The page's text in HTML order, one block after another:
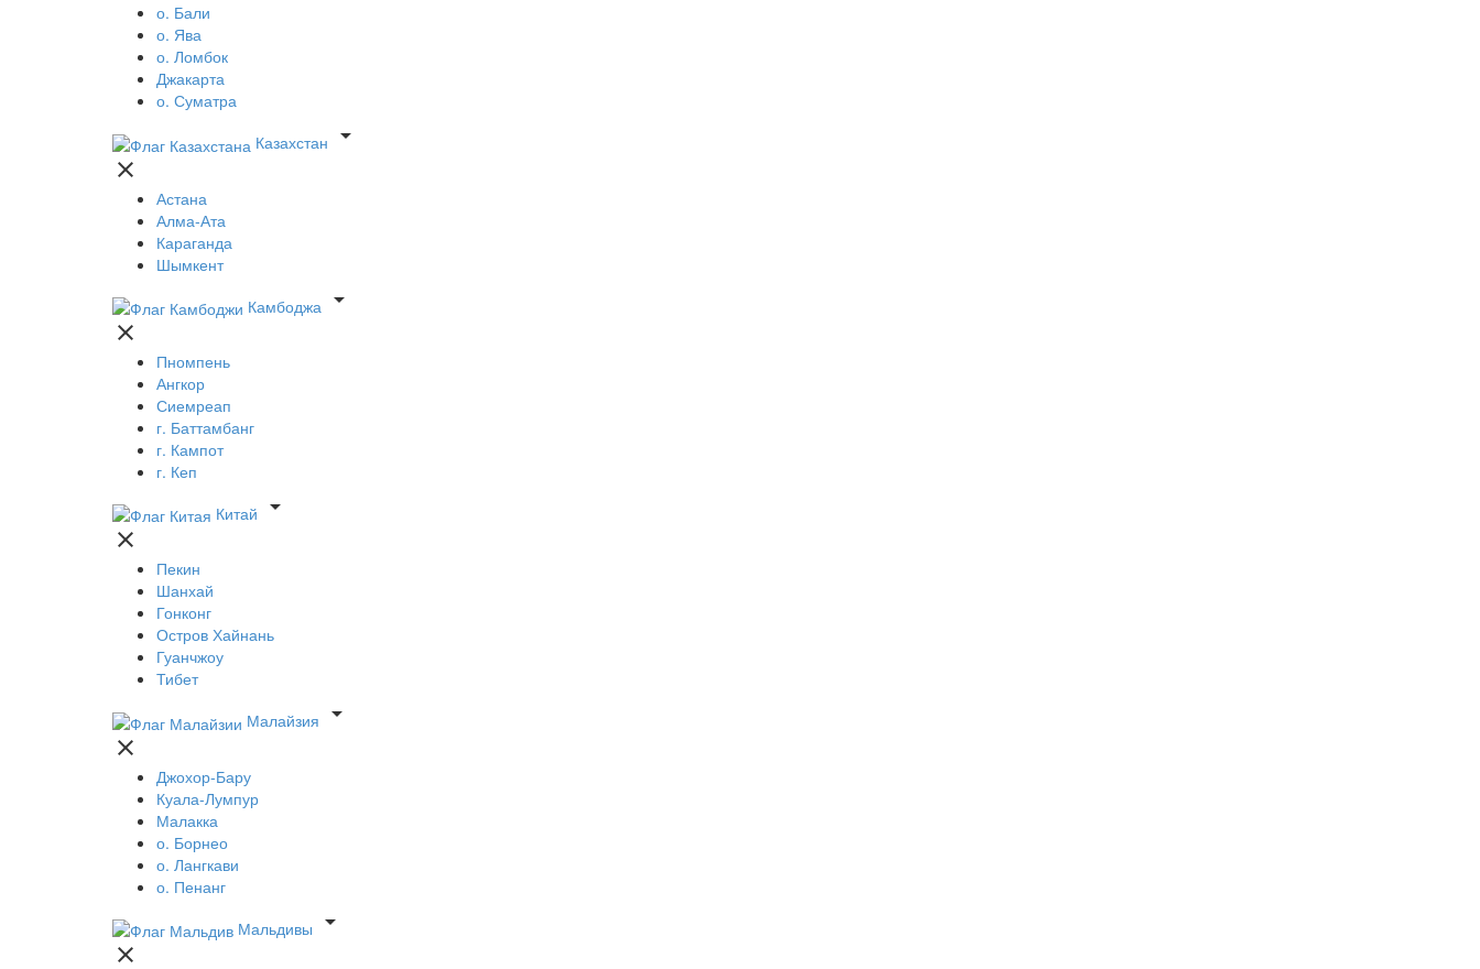
о. Бали
о. Ява
о. Ломбок
Джакарта
о. Суматра
Казахстан 

Астана
Алма-Ата
Караганда
Шымкент
Камбоджа 

Пномпень
Ангкор
Сиемреап
г. Баттамбанг
г. Кампот
г. Кеп
Китай 

Пекин
Шанхай
Гонконг
Остров Хайнань
Гуанчжоу
Тибет
Малайзия 

Джохор-Бару
Куала-Лумпур
Малакка
о. Борнео
о. Лангкави
о. Пенанг
Мальдивы 
